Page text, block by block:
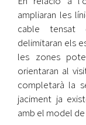
ampliaran les
cable tensat
delimitaran els
les zones
orientaran al
completarà la
jaciment ja
amb el model